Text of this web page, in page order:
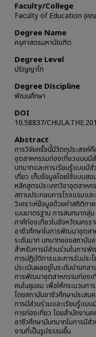
Faculty/College
Faculty of Education (คณ
Degree Name
ครุศาสตรมหาบัณฑิต
Degree Level
ปริญญาโท
Degree Discipline
พัฒนศึกษา
DOI
10.58837/
Abstract
การวิจัยครั้งนี้มีวัตถุประสงค์
อุตสาหกรรมท่องเที่ยวแบบมี
บทบาทและการเรียนรู้แบบมี
เที่ยว เก็บข้อมูลโดยใช้แบบส
หลักสูตรประเภทวิชาอุตสาหก
สถานประกอบการโรงแรมแ
วิเคราะห์ข้อมูลด้วยค่าสถิติภา
เบนมาตรฐาน การสนทนากลุ่
ภาคีท่องเที่ยวในจังหวัดนคร
อาชีวศึกษาในการพัฒนาอุตส
ระดับมาก บทบาทของสถาบัน
สำหรับการมีส่วนร่วมในการ
การปฏิบัติการและการรับประ
ประเมินผลอยู่ในระดับปานกล
การพัฒนาอุตสาหกรรมท่องเ
คนในชุมชน เพื่อให้กระบวนก
โดยสถาบันอาชีวศึกษาประสบ
การมีส่วนร่วมและเรียนรู้แบ
การท่องเที่ยว โดยสำนักงาน
อาชีวศึกษามีบทบาทในการมี
งานที่เป็นรูปธรรมขึ้น